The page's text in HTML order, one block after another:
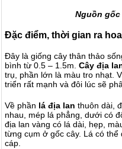
Nguồn
Đặc điểm, thời gian ra
Đây là giống cây thân thảo
bình từ 0.5 – 1.5m. Cây địa
trụ, phần lớn là màu tro nhạt.
triển rất mạnh và đôi lúc sẽ
Về phần lá địa lan thuôn dài,
nhau, mép lá phẳng, dưới có
địa lan vàng có lá dài, hẹp,
từng cụm ở gốc cây. Lá có
cáp.